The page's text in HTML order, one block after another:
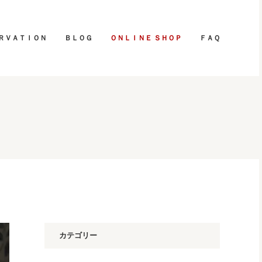
ＶＡＴＩＯＮ ＢＬＯＧ ＯＮＬＩＮＥ ＳＨＯＰ ＦＡＱ
カテゴリー